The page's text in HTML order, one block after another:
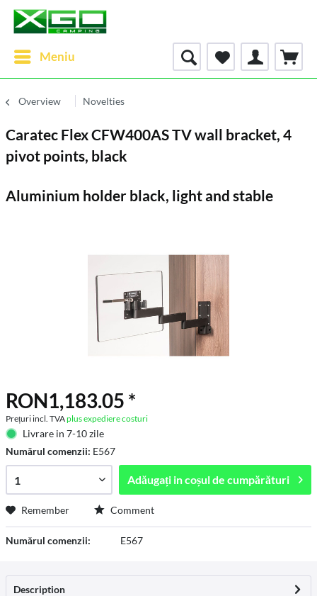
Meniu
Overview Novelties
Caratec Flex CFW400AS TV wall bracket, 4
pivot points, black
Aluminium holder black, light and stable
RON1,183.05 *
Prețuri incl. TVAplus expediere costuri
Livrare in 7-10 zile
Numărul comenzii: E567
Adăugați incoșul de cumpărături
Remember Comment
Numărul comenzii: E567
Description